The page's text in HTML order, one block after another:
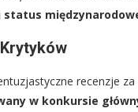
recenzje
w konkursie